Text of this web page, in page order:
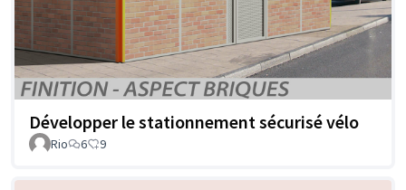
Développer le stationnement sécurisé vélo
Rio 6 9